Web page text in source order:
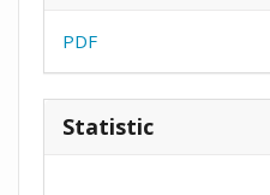
PDF
Statistic